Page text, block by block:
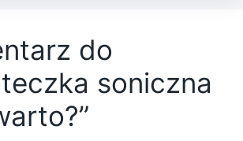
do
soniczna